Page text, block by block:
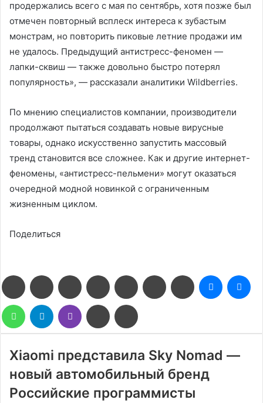
продержались всего с мая по сентябрь, хотя позже был
отмечен повторный всплеск интереса к зубастым
монстрам, но повторить пиковые летние продажи им
не удалось. Предыдущий антистресс-феномен —
лапки-сквиш — также довольно быстро потерял
популярность», — рассказали аналитики Wildberries.
По мнению специалистов компании, производители
продолжают пытаться создавать новые вирусные
товары, однако искусственно запустить массовый
тренд становится все сложнее. Как и другие интернет-
феномены, «антистресс-пельмени» могут оказаться
очередной модной новинкой с ограниченным
жизненным циклом.
Поделиться
FacebookTwitter LinkedIn Pinterest Reddit ВконтактеОдноклассники
Messenger
WhatsAppTelegram Viber
Поделиться
через
электронную
Xiaomi представила Sky Nomad —
новый автомобильный бренд
Российские программисты